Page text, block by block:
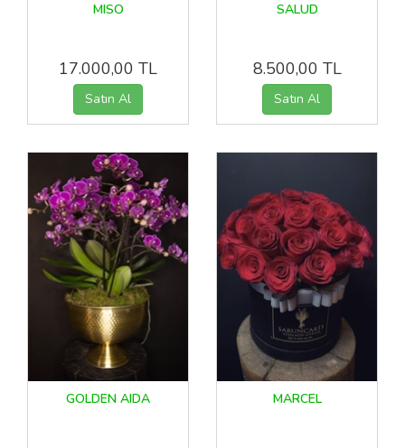
MISO
17.000,00 TL
SALUD
8.500,00 TL
GOLDEN AIDA MARCEL